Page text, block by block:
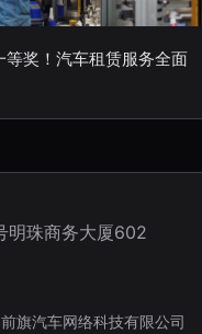
等奖！汽车租赁服务全面
明珠商务大厦602
旗汽车网络科技有限公司